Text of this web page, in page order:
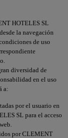
HOTELES SL
la navegación
de uso
diversidad de
en el uso
a:
por el usuario en
SL para el acceso
por CLEMENT